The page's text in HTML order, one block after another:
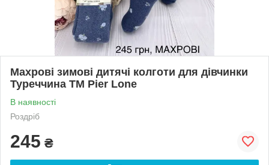
Махрові зимові дитячі колготи для дівчинки
Туреччина ТМ Pier Lone
В наявності
Роздріб
245 ₴